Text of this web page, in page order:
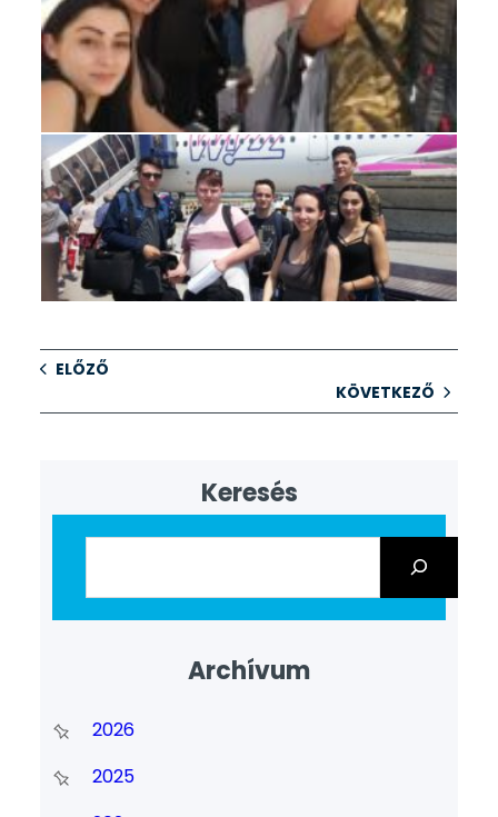
ELŐZŐ
KÖVETKEZŐ
Keresés
Archívum
2026
2025